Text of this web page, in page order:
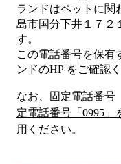
ランドはペット に関
島市国分下井１７２
す。
この電話番号を保有
ンドのHP をご確認
なお、固定電話番号
定電話番号「 0995 」
用ください。